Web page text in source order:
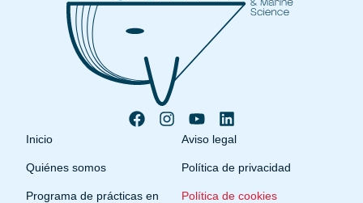
Inicio
Quiénes somos
Programa de prácticas en
Aviso legal
Política de privacidad
Política de cookies